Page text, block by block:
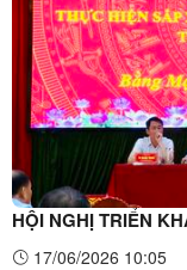
HỘI NGHỊ TRIỂN
ĐỊA BÀN XÃ BẰNG
17/06/2026 10:05